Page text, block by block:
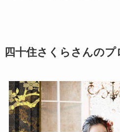
四十住さくらさんの